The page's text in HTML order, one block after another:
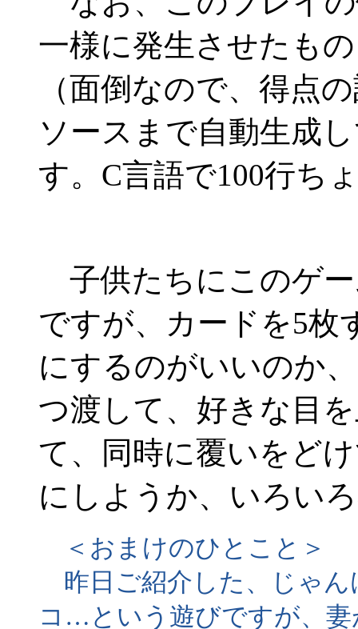
一様に発生させたも
（面倒なので、得点
ソースまで自動生成
す。C言語で100行ち
子供たちにこのゲ
ですが、カードを5枚
にするのがいいのか
つ渡して、好きな目
て、同時に覆いをど
にしようか、いろい
＜おまけのひとこと＞
昨日ご紹介した、じゃん
コ…という遊びですが、